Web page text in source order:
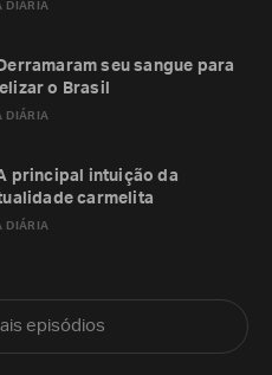
DIÁRIA
DIÁRIA
seu sangue para
o Brasil
DIÁRIA
principal intuição da
carmelita
episódios